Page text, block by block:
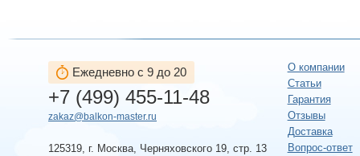
Ежедневно с 9 до 20
+7 (499) 455-11-48
zakaz@balkon-master.ru
125319, г. Москва, Черняховского 19, стр. 13
О компании
Статьи
Гарантия
Отзывы
Доставка
Вопрос-ответ